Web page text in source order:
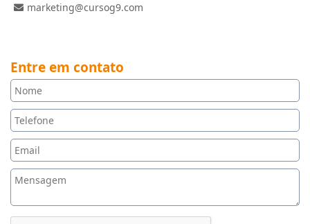
marketing@cursog9.com
Entre em contato